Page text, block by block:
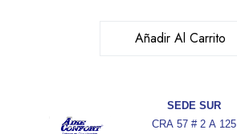
Añadir Al Carrito
SEDE SUR
CRA 57 # 2 A 125